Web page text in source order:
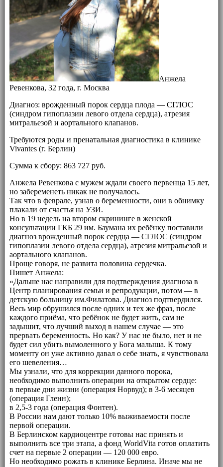
Анжела
Ревенкова, 32 года, г. Москва
Диагноз: врожденный порок сердца плода — СГЛОС
(синдром гипоплазии левого отдела сердца), атрезия
митральезой и аортального клапанов.
Требуются роды и пренатальная диагностика в клинике
Vivantes (г. Берлин)
Сумма к сбору: 863 727 руб.
Анжела Ревенкова с мужем ждали своего первенца 15 лет,
но забеременеть никак не получалось.
Так что в феврале, узнав о беременности, они в обнимку
плакали от счастья на УЗИ.
Но в 19 недель на втором скрининге в женской
консультации ГКБ 29 им. Баумана их ребёнку поставили
диагноз врожденный порок сердца — СГЛОС (синдром
гипоплазии левого отдела сердца), атрезия митральезой и
аортального клапанов.
Проще говоря, не развита половина сердечка.
Пишет Анжела:
«Дальше нас направили для подтверждения диагноза в
Центр планирования семьи и репродукции, потом — в
детскую больницу им.Филатова. Диагноз подтвердился.
Весь мир обрушился после одних и тех же фраз, после
каждого приёма, что ребёнок не будет жить, сам не
задышит, что лучший выход в нашем случае — это
прервать беременность. Но как? У нас не было, нет и не
будет сил убить вымоленного у Бога малыша. К тому
моменту он уже активно давал о себе знать, я чувствовала
его шевеления…
Мы узнали, что для коррекции данного порока,
необходимо выполнить операции на открытом сердце:
в первые дни жизни (операция Норвуд); в 3-6 месяцев
(операция Гленн);
в 2,5-3 года (операция Фонтен).
В России нам дают только 10% выживаемости после
первой операции.
В Берлинском кардиоцентре готовы нас принять и
выполнить все три этапа, а фонд WorldVita готов оплатить
счет на первые 2 операции — 120 000 евро.
Но необходимо рожать в клинике Берлина. Иначе мы не